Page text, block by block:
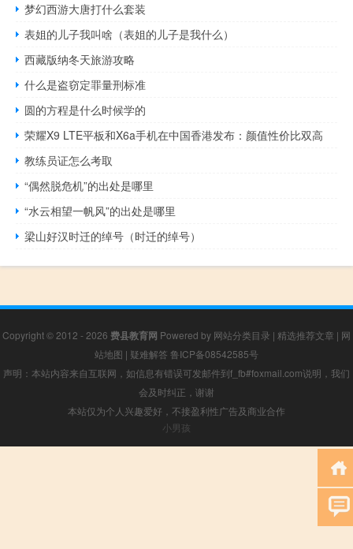
梦幻西游大唐打什么套装
表姐的儿子我叫啥（表姐的儿子是我什么）
西藏版纳冬天旅游攻略
什么是盗窃定罪量刑标准
圆的方程是什么时候学的
荣耀X9 LTE平板和X6a手机在中国香港发布：颜值性价比双高
教练员证怎么考取
“偶然脱危机”的出处是哪里
“水云相望一帆风”的出处是哪里
梁山好汉时迁的绰号（时迁的绰号）
Copyright © 2012 - 2026 费县教育网 Powered by 网站分类目录 | 精选推荐文章 | 网
站地图 | 疑难解答 鲁ICP备08542585号
声明：本站内容来自互联网，如信息有错误可发邮件到f_fb#foxmail.com说明，我们
会及时纠正，谢谢
本站仅为个人兴趣爱好，不接盈利性广告及商业合作
小男孩